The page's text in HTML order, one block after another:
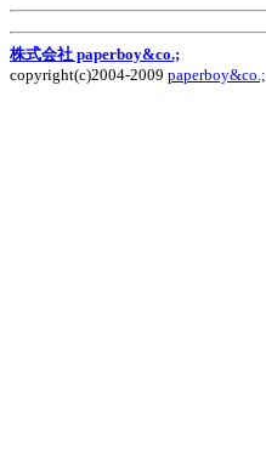
株式会社 paperboy&co.;
copyright(c)2004-2009 paperboy&co.;